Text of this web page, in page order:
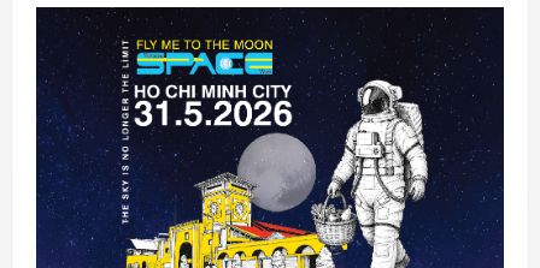
2
Ba công ty điển hình phát triển công nghệ
trồng cây trên Mặt Trăng
7 Tháng 8 2026, 12:00
Meta ra mắt tác nhân AI lập trình, cạnh